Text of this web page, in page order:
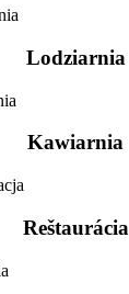
Lodziarnia
Kawiarnia
Reštaurácia